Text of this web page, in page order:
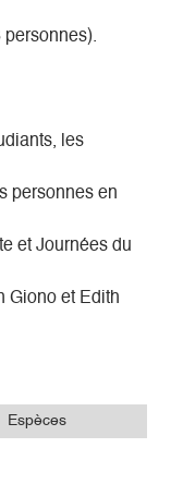
personnes).
les
personnes en
et Journées du
Giono et Edith
Espèces